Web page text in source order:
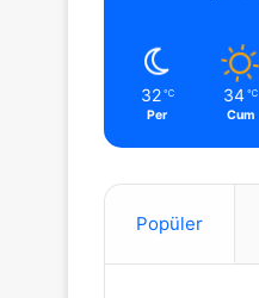
32 ℃
Per
34 ℃
Cum
Popüler